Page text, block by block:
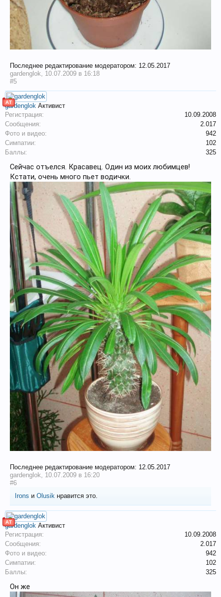
Последнее редактирование модератором: 12.05.2017
gardenglok, 10.07.2009 в 16:18
#5
АТ
gardenglok Активист
Регистрация:
10.09.2008
Сообщения:
2.017
Фото и видео:
942
Симпатии:
102
Баллы:
325
Сейчас отъелся. Красавец. Один из моих любимцев!
Кстати, очень много пьет водички.
Последнее редактирование модератором: 12.05.2017
gardenglok, 10.07.2009 в 16:20
#6
Irons и Olusik нравится это.
АТ
gardenglok Активист
Регистрация:
10.09.2008
Сообщения:
2.017
Фото и видео:
942
Симпатии:
102
Баллы:
325
Он же